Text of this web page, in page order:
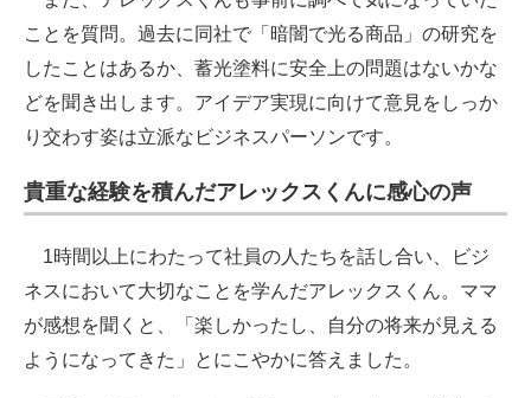
ことを質問。過去に同社で「暗闇で光る商品」の研究を
したことはあるか、蓄光塗料に安全上の問題はないかな
どを聞き出します。アイデア実現に向けて意見をしっか
り交わす姿は立派なビジネスパーソンです。
貴重な経験を積んだアレックスくんに感心の声
1時間以上にわたって社員の人たちを話し合い、ビジ
ネスにおいて大切なことを学んだアレックスくん。ママ
が感想を聞くと、「楽しかったし、自分の将来が見える
ようになってきた」とにこやかに答えました。